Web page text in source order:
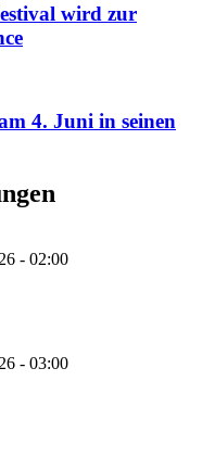
wird zur
4. Juni in seinen
- 02:00
- 03:00